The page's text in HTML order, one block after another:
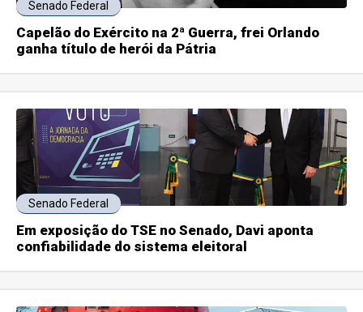
Senado Federal
Capelão do Exército na 2ª Guerra, frei Orlando
ganha título de herói da Pátria
Senado Federal
Em exposição do TSE no Senado, Davi aponta
confiabilidade do sistema eleitoral